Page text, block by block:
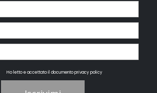
Ho letto e accettato il documentoprivacy policy